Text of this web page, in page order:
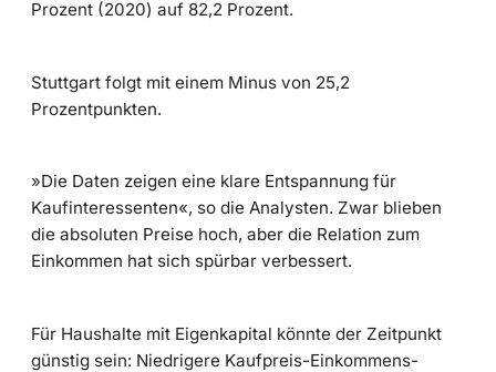
Prozent (2020) auf 82,2 Prozent.
Stuttgart folgt mit einem Minus von 25,2
Prozentpunkten.
»Die Daten zeigen eine klare Entspannung für
Kaufinteressenten«, so die Analysten. Zwar blieben
die absoluten Preise hoch, aber die Relation zum
Einkommen hat sich spürbar verbessert.
Für Haushalte mit Eigenkapital könnte der Zeitpunkt
günstig sein: Niedrigere Kaufpreis-Einkommens-